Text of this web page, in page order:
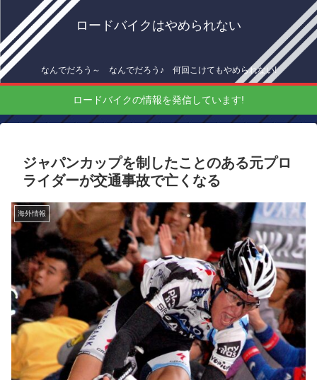
ロードバイクはやめられない
なんでだろう～ なんでだろう♪ 何回こけてもやめられない!
ロードバイクの情報を発信しています!
ジャパンカップを制したことのある元プロ
ライダーが交通事故で亡くなる
海外情報